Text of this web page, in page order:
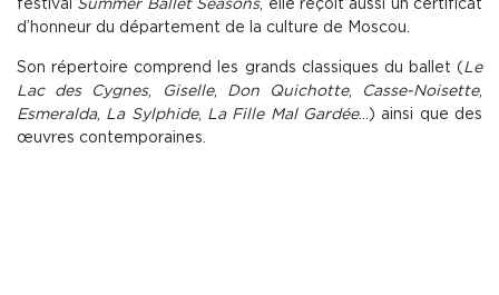
festival Summer Ballet Seasons, elle reçoit aussi un certificat
d’honneur du département de la culture de Moscou.
Son répertoire comprend les grands classiques du ballet (Le
Lac des Cygnes, Giselle, Don Quichotte, Casse-Noisette,
Esmeralda, La Sylphide, La Fille Mal Gardée…) ainsi que des
œuvres contemporaines.